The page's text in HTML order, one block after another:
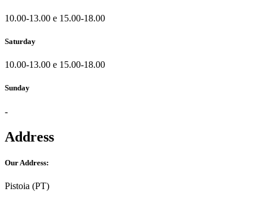
10.00-13.00 e 15.00-18.00
Saturday
10.00-13.00 e 15.00-18.00
Sunday
-
Address
Our Address:
Pistoia (PT)